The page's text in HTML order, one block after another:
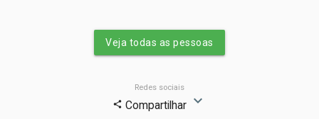
Veja todas as pessoas
Redes sociais
share Compartilhar expand_more